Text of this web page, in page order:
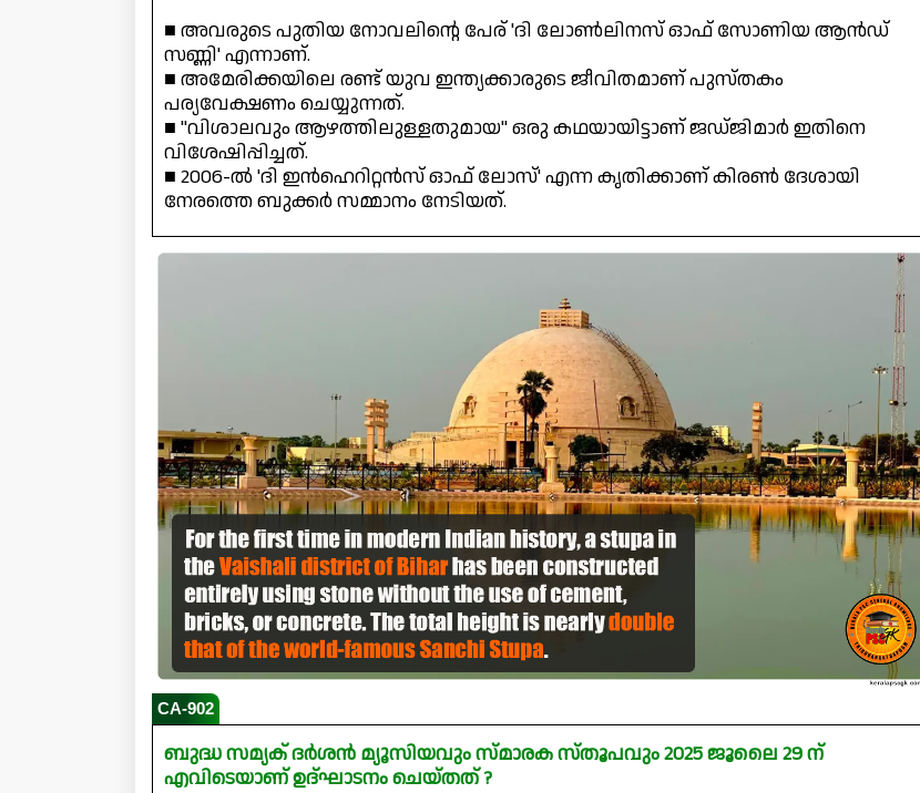
■ അവരുടെ പുതിയ നോവലിന്റെ പേര് 'ദി ലോൺലിനസ് ഓഫ് സോണിയ ആൻഡ്
സണ്ണി' എന്നാണ്.
■ അമേരിക്കയിലെ രണ്ട് യുവ ഇന്ത്യക്കാരുടെ ജീവിതമാണ് പുസ്തകം
പര്യവേക്ഷണം ചെയ്യുന്നത്.
■ "വിശാലവും ആഴത്തിലുള്ളതുമായ" ഒരു കഥയായിട്ടാണ് ജഡ്ജിമാർ ഇതിനെ
വിശേഷിപ്പിച്ചത്.
■ 2006-ൽ 'ദി ഇൻഹെറിറ്റൻസ് ഓഫ് ലോസ്' എന്ന കൃതിക്കാണ് കിരൺ ദേശായി
നേരത്തെ ബുക്കർ സമ്മാനം നേടിയത്.
CA-902
ബുദ്ധ സമ്യക് ദർശൻ മ്യൂസിയവും സ്മാരക സ്തൂപവും 2025 ജൂലൈ 29 ന്
എവിടെയാണ് ഉദ്‌ഘാടനം ചെയ്തത് ?